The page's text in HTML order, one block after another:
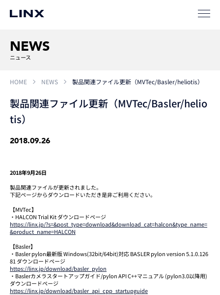
SIパートナー
企業
NEWS
ニュース
HOME NEWS 製品関連ファイル更新（MVTec/Basler/heliotis）
製品関連ファイル更新（MVTec/Basler/helio
tis）
2018.09.26
2018年9月26日
製品関連ファイルが更新されました。
下記ページからダウンロードいただき是非ご利用ください。
【MVTec】
・HALCON Trial Kit ダウンロードページ
https://linx.jp/?s=&post_type=download&download_cat=halcon&type_name=
&product_name=HALCON
【Basler】
・Basler pylon最新版 Windows(32bit/64bit)対応 BASLER pylon version 5.1.0.126
81 ダウンロードページ
https://linx.jp/download/basler_pylon
・Baslerカメラスタートアップガイド/pylon API C++マニュアル (pylon3.0以降用)
ダウンロードページ
https://linx.jp/download/basler_api_cpp_startupguide